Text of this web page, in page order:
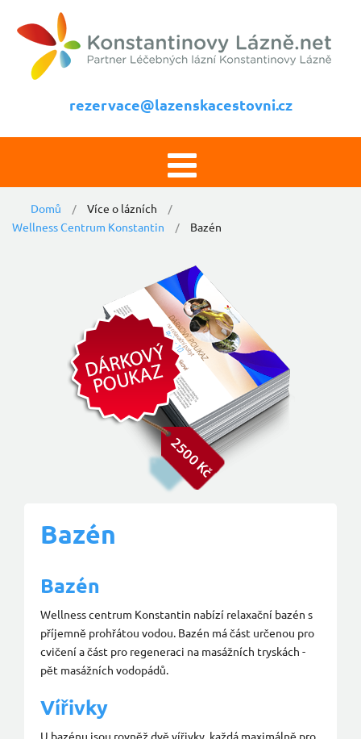
rezervace@lazenskacestovni.cz
Domů
Více o lázních
Wellness Centrum Konstantin
Bazén
Bazén
Bazén
Wellness centrum Konstantin nabízí relaxační bazén s
příjemně prohřátou vodou. Bazén má část určenou pro
cvičení a část pro regeneraci na masážních tryskách -
pět masážních vodopádů.
Vířivky
U bazénu jsou rovněž dvě vířivky, každá maximálně pro